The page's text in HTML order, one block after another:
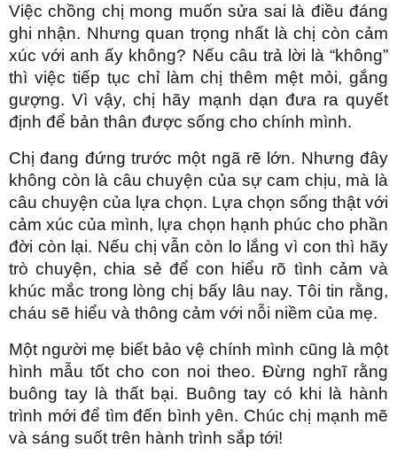
Việc chồng chị mong muốn sửa sai là điều đáng
ghi nhận. Nhưng quan trọng nhất là chị còn cảm
xúc với anh ấy không? Nếu câu trả lời là “không”
thì việc tiếp tục chỉ làm chị thêm mệt mỏi, gắng
gượng. Vì vậy, chị hãy mạnh dạn đưa ra quyết
định để bản thân được sống cho chính mình.
Chị đang đứng trước một ngã rẽ lớn. Nhưng đây
không còn là câu chuyện của sự cam chịu, mà là
câu chuyện của lựa chọn. Lựa chọn sống thật với
cảm xúc của mình, lựa chọn hạnh phúc cho phần
đời còn lại. Nếu chị vẫn còn lo lắng vì con thì hãy
trò chuyện, chia sẻ để con hiểu rõ tình cảm và
khúc mắc trong lòng chị bấy lâu nay. Tôi tin rằng,
cháu sẽ hiểu và thông cảm với nỗi niềm của mẹ.
Một người mẹ biết bảo vệ chính mình cũng là một
hình mẫu tốt cho con noi theo. Đừng nghĩ rằng
buông tay là thất bại. Buông tay có khi là hành
trình mới để tìm đến bình yên. Chúc chị mạnh mẽ
và sáng suốt trên hành trình sắp tới!